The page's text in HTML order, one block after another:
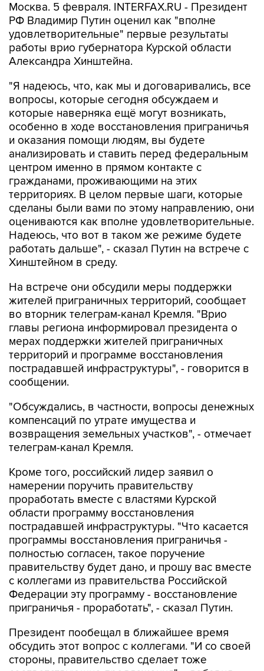
Москва. 5 февраля. INTERFAX.RU - Президент
РФ Владимир Путин оценил как "вполне
удовлетворительные" первые результаты
работы врио губернатора Курской области
Александра Хинштейна.
"Я надеюсь, что, как мы и договаривались, все
вопросы, которые сегодня обсуждаем и
которые наверняка ещё могут возникать,
особенно в ходе восстановления приграничья
и оказания помощи людям, вы будете
анализировать и ставить перед федеральным
центром именно в прямом контакте с
гражданами, проживающими на этих
территориях. В целом первые шаги, которые
сделаны были вами по этому направлению, они
оцениваются как вполне удовлетворительные.
Надеюсь, что вот в таком же режиме будете
работать дальше", - сказал Путин на встрече с
Хинштейном в среду.
На встрече они обсудили меры поддержки
жителей приграничных территорий, сообщает
во вторник телеграм-канал Кремля. "Врио
главы региона информировал президента о
мерах поддержки жителей приграничных
территорий и программе восстановления
пострадавшей инфраструктуры", - говорится в
сообщении.
"Обсуждались, в частности, вопросы денежных
компенсаций по утрате имущества и
возвращения земельных участков", - отмечает
телеграм-канал Кремля.
Кроме того, российский лидер заявил о
намерении поручить правительству
проработать вместе с властями Курской
области программу восстановления
пострадавшей инфраструктуры. "Что касается
программы восстановления приграничья -
полностью согласен, такое поручение
правительству будет дано, и прошу вас вместе
с коллегами из правительства Российской
Федерации эту программу - восстановление
приграничья - проработать", - сказал Путин.
Президент пообещал в ближайшее время
обсудить этот вопрос с коллегами. "И со своей
стороны, правительство сделает тоже